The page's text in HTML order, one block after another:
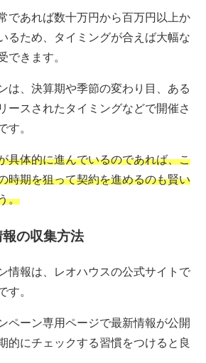
であれば数十万円から百万円以上か
るため、タイミングが合えば大幅な
できます。
は、決算期や季節の変わり目、ある
ースされたタイミングなどで開催さ
す。
具体的に進んでいるのであれば、こ
時期を狙って契約を進めるのも賢い
。
の収集方法
情報は、レオハウスの公式サイトで
す。
ペーン専用ページで最新情報が公開
的にチェックする習慣をつけると良